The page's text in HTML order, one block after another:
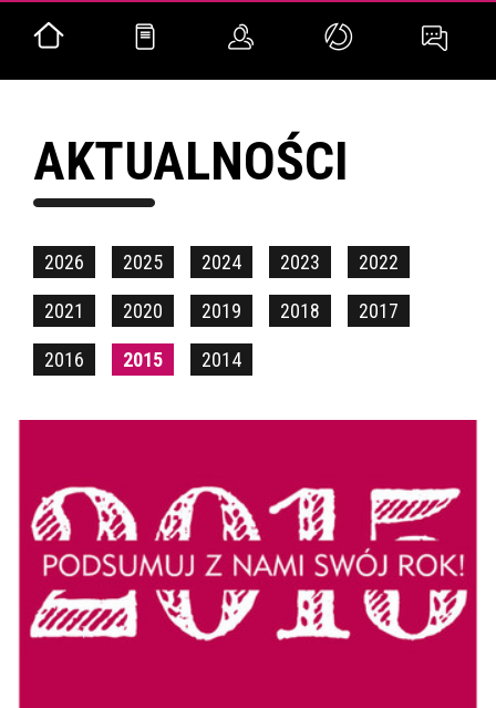
AKTUALNOŚCI
2026 2025 2024 2023 2022
2021 2020 2019 2018 2017
2016 2015 2014